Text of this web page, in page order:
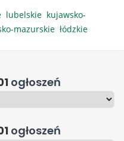
lubelskie kujawsko-
mazurskie łódzkie
ogłoszeń
ogłoszeń